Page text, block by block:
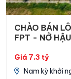
CHÀO BÁN
FPT - NỞ HẬU
Giá 7.3 tỷ
Nam kỳ khởi